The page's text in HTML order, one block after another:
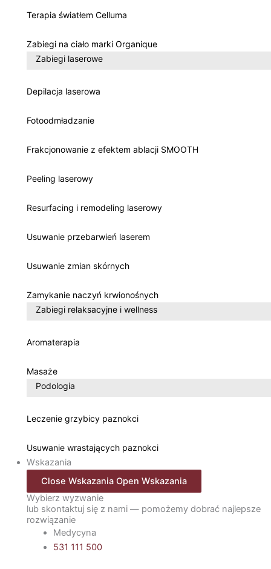
Terapia światłem Celluma
Zabiegi na ciało marki Organique
Zabiegi laserowe
Depilacja laserowa
Fotoodmładzanie
Frakcjonowanie z efektem ablacji SMOOTH
Peeling laserowy
Resurfacing i remodeling laserowy
Usuwanie przebarwień laserem
Usuwanie zmian skórnych
Zamykanie naczyń krwionośnych
Zabiegi relaksacyjne i wellness
Aromaterapia
Masaże
Podologia
Leczenie grzybicy paznokci
Usuwanie wrastających paznokci
Wskazania
Close Wskazania Open Wskazania
Wybierz wyzwanie
lub skontaktuj się z nami — pomożemy dobrać najlepsze
rozwiązanie
Medycyna
531 111 500